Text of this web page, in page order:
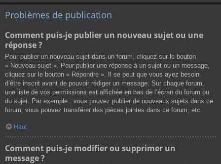
Problèmes de publication
Comment puis-je publier un nouveau sujet ou une
réponse ?
Pour publier un nouveau sujet dans un forum, cliquez sur le bouton
« Nouveau sujet ». Pour publier une réponse à un sujet ou un message,
cliquez sur le bouton « Répondre ». Il se peut que vous ayez besoin
d’être inscrit avant de pouvoir rédiger un message. Sur chaque forum,
une liste de vos permissions est affichée en bas de l’écran du forum ou
du sujet. Par exemple : vous pouvez publier de nouveaux sujets dans ce
forum, vous pouvez transférer des pièces jointes dans ce forum, etc.
Haut
Comment puis-je modifier ou supprimer un
message ?